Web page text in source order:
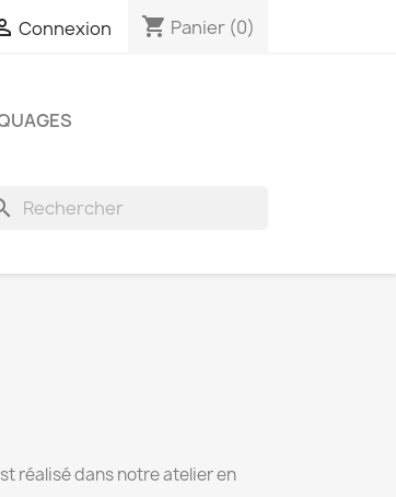
Connexion shopping_cart Panier (0)
réalisé dans notre atelier en